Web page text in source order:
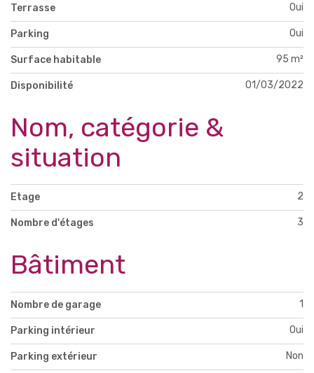
Terrasse Oui
Parking Oui
Surface habitable 95 m²
Disponibilité 01/03/2022
Nom, catégorie &
situation
Etage 2
Nombre d'étages 3
Bâtiment
Nombre de garage 1
Parking intérieur Oui
Parking extérieur Non